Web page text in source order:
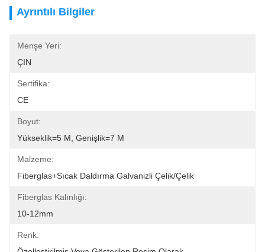
Ayrıntılı Bilgiler
Menşe Yeri:
ÇIN
Sertifika:
CE
Boyut:
Yükseklik=5 M, Genişlik=7 M
Malzeme:
Fiberglas+Sıcak Daldırma Galvanizli Çelik/Çelik
Fiberglas Kalınlığı:
10-12mm
Renk: